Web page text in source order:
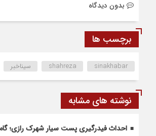
بدون دیدگاه
برچسب ها
shahreza sinakhabar سیناخبر
نوشته های مشابه
احداث فیدرگیری پست سیار شهرک رازی؛